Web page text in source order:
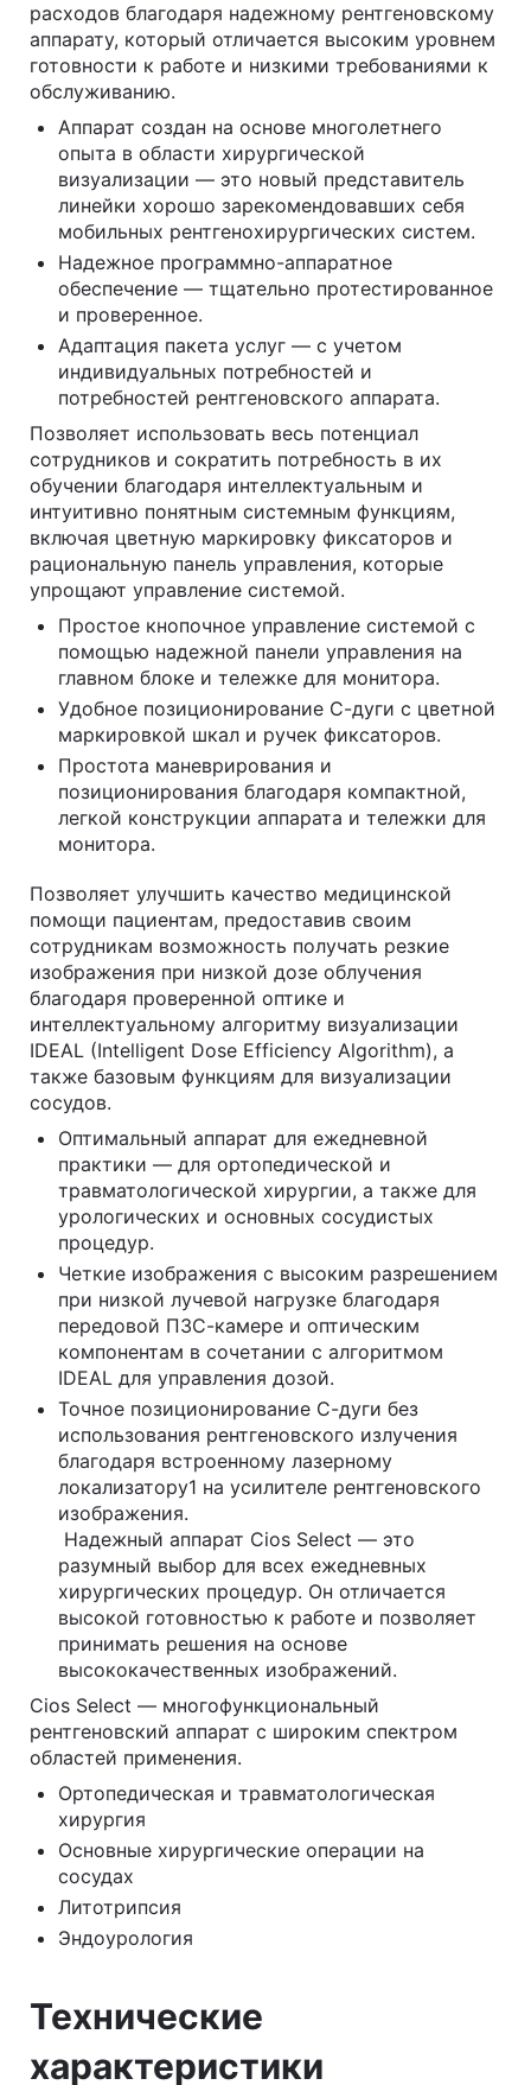
расходов благодаря надежному рентгеновскому
аппарату, который отличается высоким уровнем
готовности к работе и низкими требованиями к
обслуживанию.
Аппарат создан на основе многолетнего
опыта в области хирургической
визуализации — это новый представитель
линейки хорошо зарекомендовавших себя
мобильных рентгенохирургических систем.
Надежное программно-аппаратное
обеспечение — тщательно протестированное
и проверенное.
Адаптация пакета услуг — с учетом
индивидуальных потребностей и
потребностей рентгеновского аппарата.
Позволяет использовать весь потенциал
сотрудников и сократить потребность в их
обучении благодаря интеллектуальным и
интуитивно понятным системным функциям,
включая цветную маркировку фиксаторов и
рациональную панель управления, которые
упрощают управление системой.
Простое кнопочное управление системой с
помощью надежной панели управления на
главном блоке и тележке для монитора.
Удобное позиционирование С-дуги с цветной
маркировкой шкал и ручек фиксаторов.
Простота маневрирования и
позиционирования благодаря компактной,
легкой конструкции аппарата и тележки для
монитора.
Позволяет улучшить качество медицинской
помощи пациентам, предоставив своим
сотрудникам возможность получать резкие
изображения при низкой дозе облучения
благодаря проверенной оптике и
интеллектуальному алгоритму визуализации
IDEAL (Intelligent Dose Efficiency Algorithm), а
также базовым функциям для визуализации
сосудов.
Оптимальный аппарат для ежедневной
практики — для ортопедической и
травматологической хирургии, а также для
урологических и основных сосудистых
процедур.
Четкие изображения с высоким разрешением
при низкой лучевой нагрузке благодаря
передовой ПЗС-камере и оптическим
компонентам в сочетании с алгоритмом
IDEAL для управления дозой.
Точное позиционирование С-дуги без
использования рентгеновского излучения
благодаря встроенному лазерному
локализатору1 на усилителе рентгеновского
изображения.
Надежный аппарат Cios Select — это
разумный выбор для всех ежедневных
хирургических процедур. Он отличается
высокой готовностью к работе и позволяет
принимать решения на основе
высококачественных изображений.
Cios Select — многофункциональный
рентгеновский аппарат с широким спектром
областей применения.
Ортопедическая и травматологическая
хирургия
Основные хирургические операции на
сосудах
Литотрипсия
Эндоурология
Технические
характеристики